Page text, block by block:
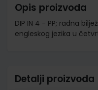
Opis proizvoda
DIP IN 4 - PP; radna
engleskog jezika u
Detalji proizvoda